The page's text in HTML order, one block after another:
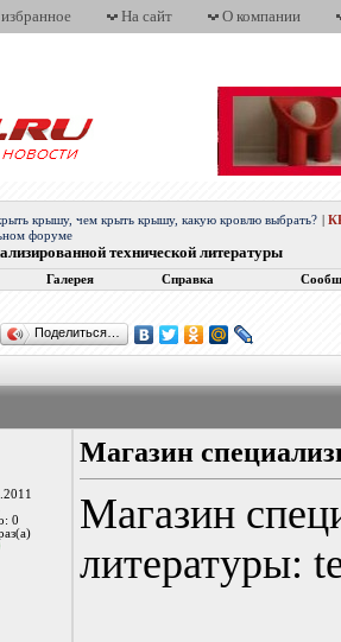
На сайт О компании
крышу, чем крыть крышу, какую кровлю выбрать?
форуме
технической литературы
Галерея Справка
Поделиться…
0
Магазин
Магазин
литературы: